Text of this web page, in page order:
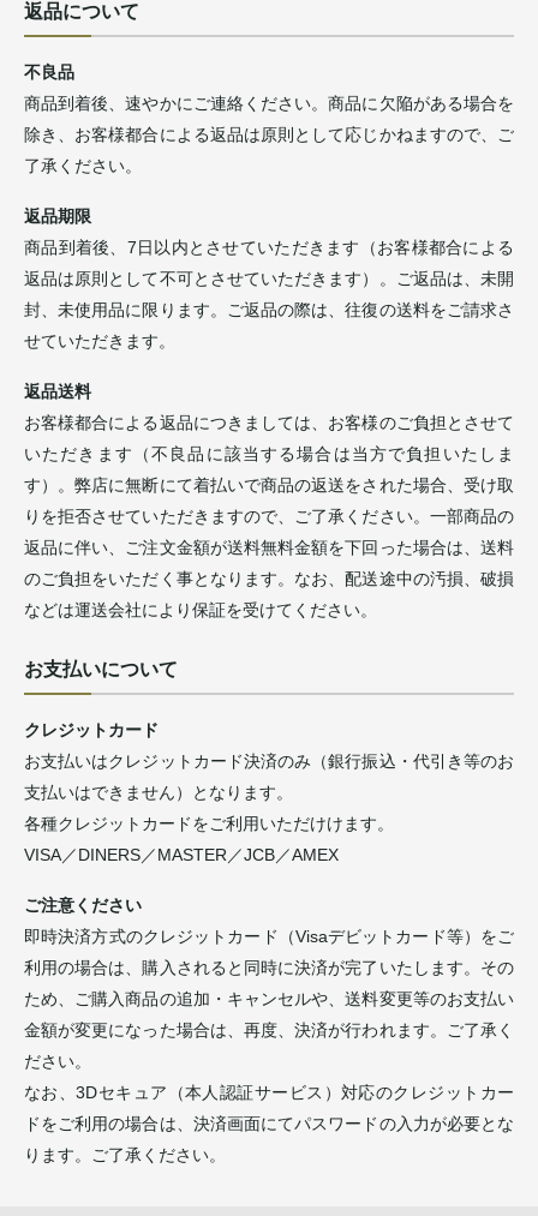
返品について
不良品
商品到着後、速やかにご連絡ください。商品に欠陥がある場合を
除き、お客様都合による返品は原則として応じかねますので、ご
了承ください。
返品期限
商品到着後、7日以内とさせていただきます（お客様都合による
返品は原則として不可とさせていただきます）。ご返品は、未開
封、未使用品に限ります。ご返品の際は、往復の送料をご請求さ
せていただきます。
返品送料
お客様都合による返品につきましては、お客様のご負担とさせて
いただきます（不良品に該当する場合は当方で負担いたしま
す）。弊店に無断にて着払いで商品の返送をされた場合、受け取
りを拒否させていただきますので、ご了承ください。一部商品の
返品に伴い、ご注文金額が送料無料金額を下回った場合は、送料
のご負担をいただく事となります。なお、配送途中の汚損、破損
などは運送会社により保証を受けてください。
お支払いについて
クレジットカード
お支払いはクレジットカード決済のみ（銀行振込・代引き等のお
支払いはできません）となります。
各種クレジットカードをご利用いただけけます。
VISA／DINERS／MASTER／JCB／AMEX
ご注意ください
即時決済方式のクレジットカード（Visaデビットカード等）をご
利用の場合は、購入されると同時に決済が完了いたします。その
ため、ご購入商品の追加・キャンセルや、送料変更等のお支払い
金額が変更になった場合は、再度、決済が行われます。ご了承く
ださい。
なお、3Dセキュア（本人認証サービス）対応のクレジットカー
ドをご利用の場合は、決済画面にてパスワードの入力が必要とな
ります。ご了承ください。